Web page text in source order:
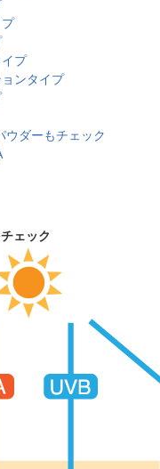
プ
ンタイプ
ダーもチェック
ェック